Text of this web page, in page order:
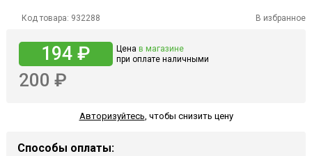
Код товара: 932288 В избранное
194 ₽ Цена в магазине
при оплате наличными
200 ₽
Авторизуйтесь, чтобы снизить цену
Способы оплаты: